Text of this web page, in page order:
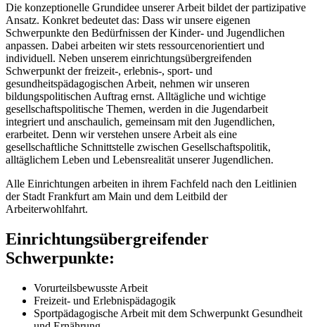
Die konzeptionelle Grundidee unserer Arbeit bildet der partizipative
Ansatz. Konkret bedeutet das: Dass wir unsere eigenen
Schwerpunkte den Bedürfnissen der Kinder- und Jugendlichen
anpassen. Dabei arbeiten wir stets ressourcenorientiert und
individuell. Neben unserem einrichtungsübergreifenden
Schwerpunkt der freizeit-, erlebnis-, sport- und
gesundheitspädagogischen Arbeit, nehmen wir unseren
bildungspolitischen Auftrag ernst. Alltägliche und wichtige
gesellschaftspolitische Themen, werden in die Jugendarbeit
integriert und anschaulich, gemeinsam mit den Jugendlichen,
erarbeitet. Denn wir verstehen unsere Arbeit als eine
gesellschaftliche Schnittstelle zwischen Gesellschaftspolitik,
alltäglichem Leben und Lebensrealität unserer Jugendlichen.
Alle Einrichtungen arbeiten in ihrem Fachfeld nach den Leitlinien
der Stadt Frankfurt am Main und dem Leitbild der
Arbeiterwohlfahrt.
Einrichtungsübergreifender
Schwerpunkte:
Vorurteilsbewusste Arbeit
Freizeit- und Erlebnispädagogik
Sportpädagogische Arbeit mit dem Schwerpunkt Gesundheit